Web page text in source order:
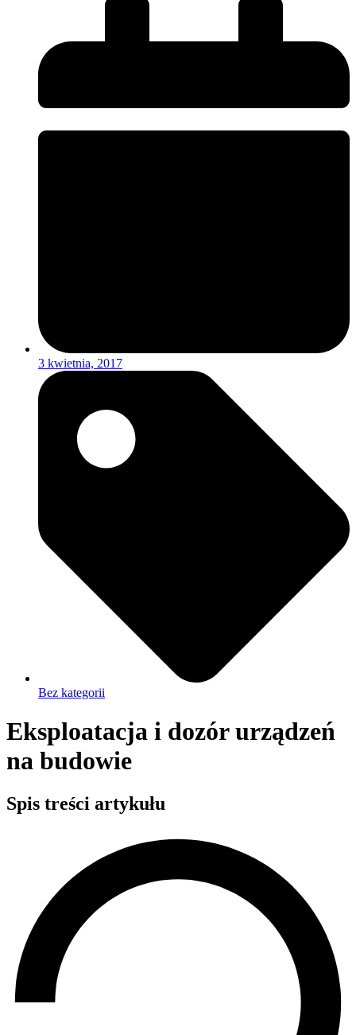
3 kwietnia, 2017
Bez kategorii
Eksploatacja i dozór urządzeń
na budowie
Spis treści artykułu